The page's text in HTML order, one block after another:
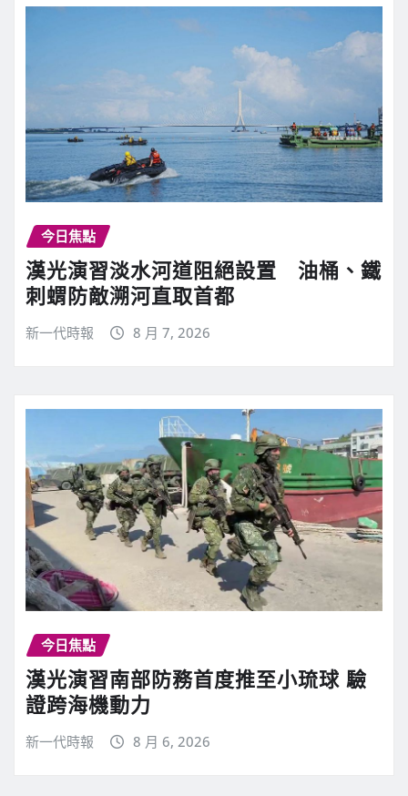
今日焦點
漢光演習淡水河道阻絕設置 油桶、鐵
刺蝟防敵溯河直取首都
新一代時報 8 月 7, 2026
今日焦點
漢光演習南部防務首度推至小琉球 驗
證跨海機動力
新一代時報 8 月 6, 2026